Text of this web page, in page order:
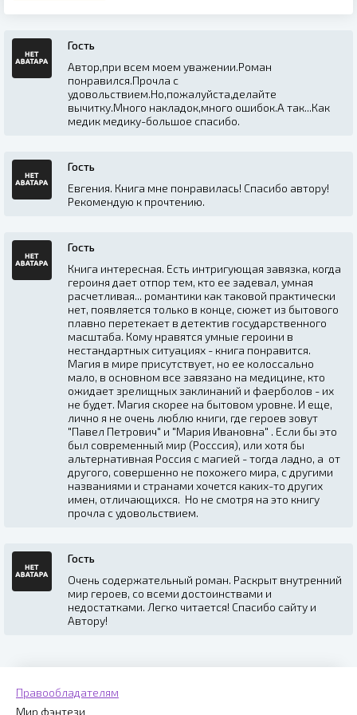
Гость
Автор,при всем моем уважении.Роман
понравился.Прочла с
удовольствием.Но,пожалуйста,делайте
вычитку.Много накладок,много ошибок.А так...Как
медик медику-большое спасибо.
Гость
Евгения. Книга мне понравилась! Спасибо автору!
Рекомендую к прочтению.
Гость
Книга интересная. Есть интригующая завязка, когда
героиня дает отпор тем, кто ее задевал, умная
расчетливая... романтики как таковой практически
нет, появляется только в конце, сюжет из бытового
плавно перетекает в детектив государственного
масштаба. Кому нравятся умные героини в
нестандартных ситуациях - книга понравится.
Магия в мире присутствует, но ее колоссально
мало, в основном все завязано на медицине, кто
ожидает зрелищных заклинаний и фаерболов - их
не будет. Магия скорее на бытовом уровне. И еще,
лично я не очень люблю книги, где героев зовут
"Павел Петрович" и "Мария Ивановна" . Если бы это
был современный мир (Росссия), или хотя бы
альтернативная Россия с магией - тогда ладно, а от
другого, совершенно не похожего мира, с другими
названиями и странами хочется каких-то других
имен, отличающихся. Но не смотря на это книгу
прочла с удовольствием.
Гость
Очень содержательный роман. Раскрыт внутренний
мир героев, со всеми достоинствами и
недостатками. Легко читается! Спасибо сайту и
Автору!
Правообладателям
Мир фэнтези